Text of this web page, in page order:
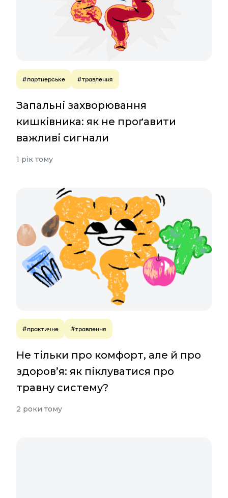
#партнерське #травлення
Запальні захворювання
кишківника: як не проґавити
важливі сигнали
1 рік тому
#практичне #травлення
Не тільки про комфорт, але й про
здоров’я: як піклуватися про
травну систему?
2 роки тому